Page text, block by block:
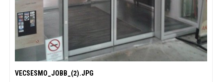
VECSESMO_JOBB_(2).JPG